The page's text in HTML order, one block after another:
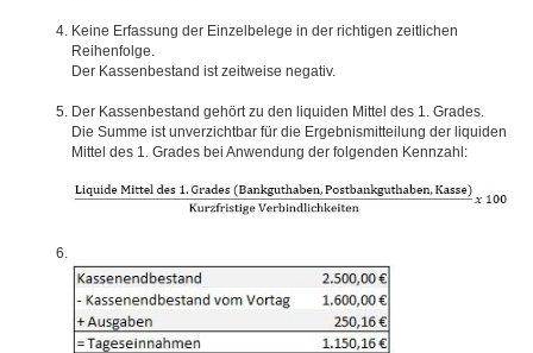
Keine Erfassung der Einzelbelege in der richtigen zeitlichen
Reihenfolge.
Der Kassenbestand ist zeitweise negativ.
Der Kassenbestand gehört zu den liquiden Mittel des 1. Grades.
Die Summe ist unverzichtbar für die Ergebnismitteilung der liquiden
Mittel des 1. Grades bei Anwendung der folgenden Kennzahl: